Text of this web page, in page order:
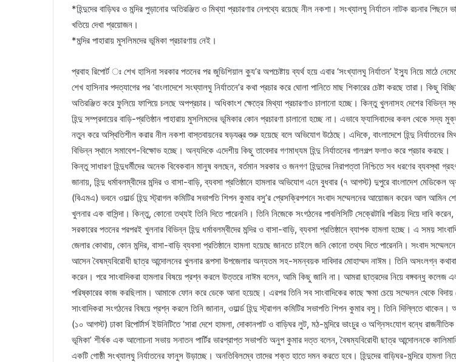
*হিন্দুদের বাড়িঘর ও মন্দির পুড়ানোর অতিরঞ্জিত ও মিথ্যা প্রচারণার নেপথ্যে রয়েছে নীল নকশা। সংখ্যালঘু নির্যাতন নাটক রচনার পিছনে
খতিয়ে দেখা প্রয়োজন।
*মন্দির পাহারায় মুসলিমদের ভূমিকা প্রচারণায় নেই।
প্রবাহ রিপোর্ট ঃ শেখ হাসিনা সরকার পতনের পর জুডিশিয়াল ক্যু’র অপচেষ্টায় ব্যর্থ হয়ে এবার ‘সংখ্যালঘু নির্যাতন’ ইস্যু নিয়ে মাঠে
শেখ হাসিনার পদত্যাগের পর ‘বাংলাদেশে সংঘ্যালঘু নির্যাতনে’র কথা প্রচার করে ঘোলা পানিতে মাছ শিকারের চেষ্টা করছে তারা। কিছু
অতিরঞ্জিত করে ফুলিয়ে ফাপিয়ে চলছে অপপ্রচার। অধিকাংশ ক্ষেত্রে মিথ্যা প্রচারণাও চালানো হচ্ছে। কিন্তু খুলনাসহ দেশের বিভিন্ন
হিন্দু সম্প্রদায়ের বাড়ি-প্রতিষ্ঠান পাহারায় মুসলিমদের ভূমিকার কোন প্রচারণা চালানো হচ্ছে না। এভাবে ফ্যাসিবাদের কবল থেকে সদ্য
নতুন করে অস্থিতিশীল করার নীল নকশা বাস্তবায়নের ষড়যন্ত্র শুরু হয়েছে বলে অভিযোগ উঠেছে। এদিকে, বাংলাদেশে হিন্দু নির্যাতনের
বিভিন্ন স্থানে সমাবেশ-বিক্ষোভ হচ্ছে। অন্যদিকে এদেশীয় কিছু তাবেদার গণমাধ্যম হিন্দু নির্যাতনের গালগল্প ফলাও করে প্রচার করছে।
কিন্তু সাধারণ হিন্দুধর্মীদের অনেক বিবেকবান মানুষ বলছেন, বর্তমান সরকার ও জনগণ হিন্দুদের নিরাপত্তা নিশ্চিতে সব ধরণের ব্যবস্থা
জানায়, হিন্দু ধর্মাবলম্বীদের মন্দির ও বাসা-বাড়ি, ব্যবসা প্রতিষ্ঠানে হামলার অভিযোগ এনে বুধবার (৭ আগস্ট) দুপুরে বাংলাদেশ মেডিকেল
(বিএমএ) ভবনে ওয়ার্ল্ড হিন্দু স্ট্রাগল কমিটির সভাপতি শিপন কুমার বসু’র প্রেসক্রিপশনে সংবাদ সম্মেলনের আয়োজন করেন আল আমিন
খুলনার এক বাসিন্দা। কিন্তু, কোনো তথ্যই তিনি দিতে পারেননি। তিনি নিজেকে সংগঠনের পাবলিসিটি সেক্রেটারি পরিচয় দিয়ে দাবি করেন,
সরকারের পতনের পরপরই খুলনার বিভিন্ন হিন্দু ধর্মাবলম্বীদের মন্দির ও বাসা-বাড়ি, ব্যবসা প্রতিষ্ঠানে ব্যাপক হামলা হচ্ছে। এ সময়
জেলার কোথায়, কোন মন্দির, বাসা-বাড়ি ব্যবসা প্রতিষ্ঠানে হামলা হয়েছে জানতে চাইলে জনি কোনো তথ্য দিতে পারেননি। সংবাদ
আসেন বৈষম্যবিরোধী ছাত্র আন্দোলনের খুলনার রূপসা উপজেলার অন্যতম সহ-সমন্বয়ক দাবিদার মোহাম্মদ নাঈম। তিনি অসংলগ্ন
করেন। পরে সাংবাদিকরা হামলার বিষয়ে প্রশ্ন করলে উত্তরে নাঈম বলেন, আমি কিছু জানি না। আমরা ছাত্রদের নিয়ে বঙ্গবন্ধু কলেজ
পরিষ্কারের কাজ করছিলাম। আমাকে ফোন করে ডেকে আনা হয়েছে। এরপর তিনি সব সাংবাদিকের কাছে ক্ষমা চেয়ে সম্মেলন থেকে
সাংবাদিকরা সংগঠনের বিষয়ে প্রশ্ন করলে তিনি জানান, ওয়ার্ল্ড হিন্দু স্ট্রাগল কমিটির সভাপতি শিপন কুমার বসু। তিনি দিল্লিতে থাকেন।
(১০ আগস্ট) ঢাকা রিপোর্টার্স ইউনিটিতে ‘সারা দেশে হামলা, দোকানপাট ও বাড়িঘর লুট, মঠ-মন্দিরে ভাংচুর ও অগ্নিসংযোগ বন্ধে
ভূমিকা’ শীর্ষক এক আলোচনা সভায় সনাতন পার্টির ভারপ্রাপ্ত সভাপতি অনুপ কুমার দত্ত বলেন, বৈষম্যবিরোধী ছাত্র আন্দোলনকে
একটি গোষ্ঠী সংখ্যালঘু নির্যাতনের ফানুস উড়াচ্ছে। অনতিবিলম্বে তাদের শক্ত হাতে দমন করতে হবে। হিন্দুদের বাড়িঘর-মন্দিরে হামলা